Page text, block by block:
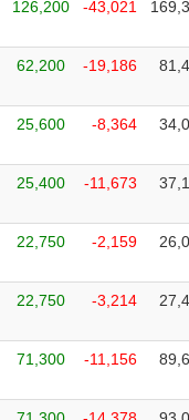
126,200 -43,021
62,200 -19,186
25,600 -8,364
25,400 -11,673
22,750 -2,159
22,750 -3,214
71,300 -11,156